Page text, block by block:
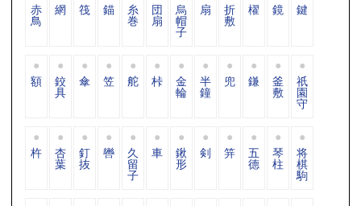
赤
鳥
網 筏 錨 糸
巻
団
扇
烏
帽
子
扇 折
敷
櫂 鏡 鍵
額 鉸
具
傘 笠 舵 桛 金
輪
半
鐘
兜 鎌 釜
敷
祇
園
守
杵 杏
葉
釘
抜
轡 久
留
子
車 鍬
形
剣 笄 五
德
琴
柱
将
棋
駒